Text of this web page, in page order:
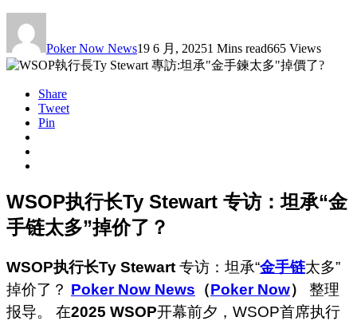
Poker Now News19 6 月, 20251 Mins read665 Views
Share
Tweet
Pin
WSOP执行长Ty Stewart 专访：坦承“金
手链太多”掉价了？
WSOP执行长Ty Stewart 专访：坦承“金手链太多”
掉价了？ Poker Now News （Poker Now）
整理
报导。 在2025 WSOP开幕前夕，WSOP首席执行